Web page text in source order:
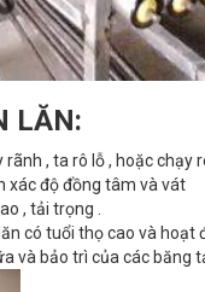
LĂN:
, ta rô lỗ , hoặc
xác độ đồng tâm và vát
, tải trọng .
có tuổi thọ cao và
và bảo trì của các băng